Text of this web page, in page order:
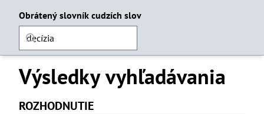
Obrátený slovník cudzích slov
Výsledky vyhľadávania
ROZHODNUTIE